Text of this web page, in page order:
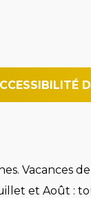
Vacances
et Août :